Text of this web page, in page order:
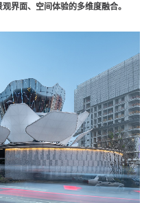
界面、空间体验的多维度融合。